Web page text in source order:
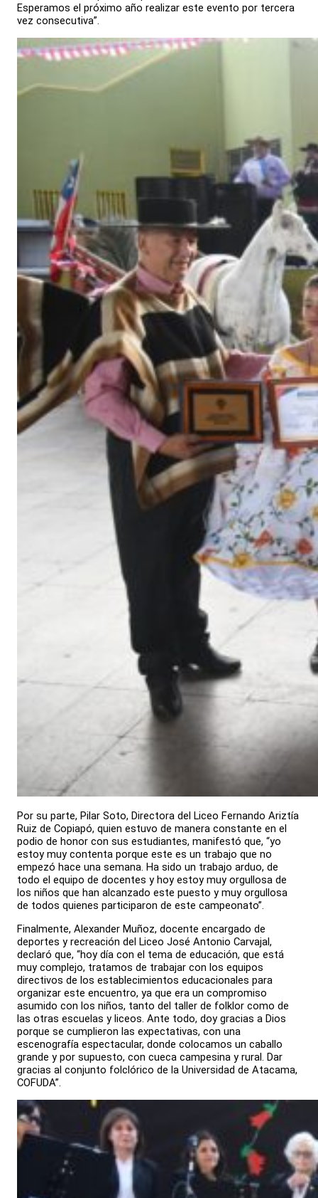
Esperamos el próximo año realizar este evento por tercera
vez consecutiva”.
Por su parte, Pilar Soto, Directora del Liceo Fernando Ariztía
Ruiz de Copiapó, quien estuvo de manera constante en el
podio de honor con sus estudiantes, manifestó que, “yo
estoy muy contenta porque este es un trabajo que no
empezó hace una semana. Ha sido un trabajo arduo, de
todo el equipo de docentes y hoy estoy muy orgullosa de
los niños que han alcanzado este puesto y muy orgullosa
de todos quienes participaron de este campeonato”.
Finalmente, Alexander Muñoz, docente encargado de
deportes y recreación del Liceo José Antonio Carvajal,
declaró que, “hoy día con el tema de educación, que está
muy complejo, tratamos de trabajar con los equipos
directivos de los establecimientos educacionales para
organizar este encuentro, ya que era un compromiso
asumido con los niños, tanto del taller de folklor como de
las otras escuelas y liceos. Ante todo, doy gracias a Dios
porque se cumplieron las expectativas, con una
escenografía espectacular, donde colocamos un caballo
grande y por supuesto, con cueca campesina y rural. Dar
gracias al conjunto folclórico de la Universidad de Atacama,
COFUDA”.